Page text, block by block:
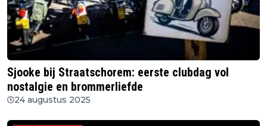
Sjooke bij Straatschorem: eerste clubdag vol
nostalgie en brommerliefde
24 augustus 2025